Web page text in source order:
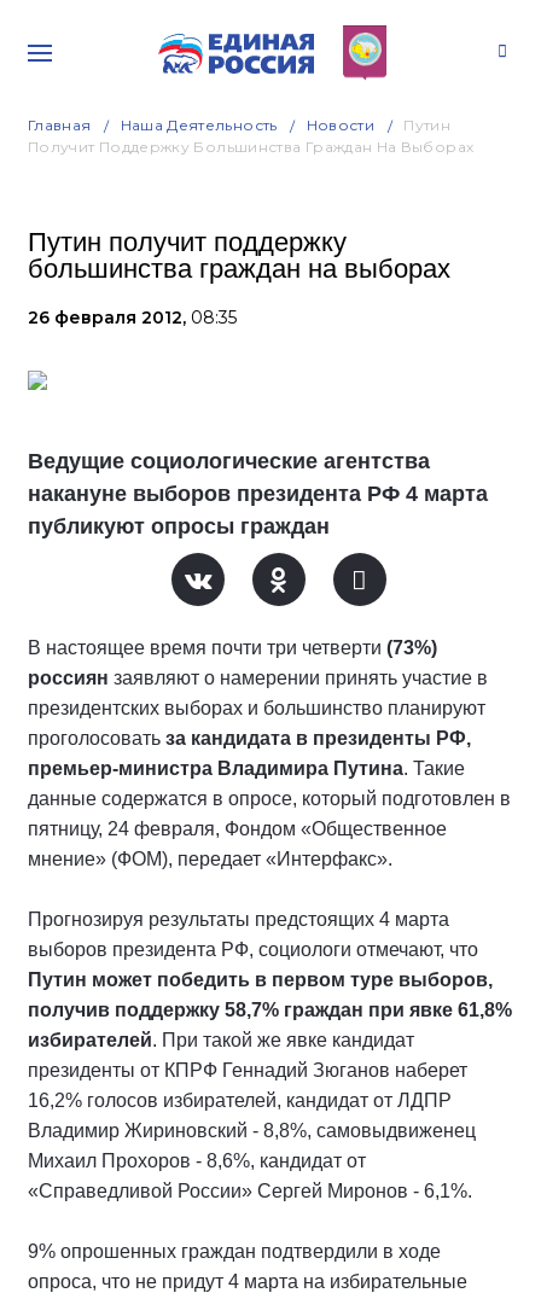
Главная Наша Деятельность Новости
Путин
Получит Поддержку Большинства Граждан На Выборах
Путин получит поддержку
большинства граждан на выборах
26 февраля 2012, 08:35
Ведущие социологические агентства
накануне выборов президента РФ 4 марта
публикуют опросы граждан
В настоящее время почти три четверти (73%)
россиян заявляют о намерении принять участие в
президентских выборах и большинство планируют
проголосовать за кандидата в президенты РФ,
премьер-министра Владимира Путина. Такие
данные содержатся в опросе, который подготовлен в
пятницу, 24 февраля, Фондом «Общественное
мнение» (ФОМ), передает «Интерфакс».
Прогнозируя результаты предстоящих 4 марта
выборов президента РФ, социологи отмечают, что
Путин может победить в первом туре выборов,
получив поддержку 58,7% граждан при явке 61,8%
избирателей. При такой же явке кандидат
президенты от КПРФ Геннадий Зюганов наберет
16,2% голосов избирателей, кандидат от ЛДПР
Владимир Жириновский - 8,8%, самовыдвиженец
Михаил Прохоров - 8,6%, кандидат от
«Справедливой России» Сергей Миронов - 6,1%.
9% опрошенных граждан подтвердили в ходе
опроса, что не придут 4 марта на избирательные